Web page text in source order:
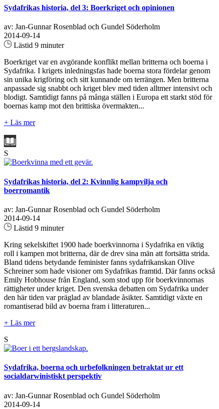
Sydafrikas historia, del 3: Boerkriget och opinionen
av: Jan-Gunnar Rosenblad och Gundel Söderholm
2014-09-14
Lästid 9 minuter
Boerkriget var en avgörande konflikt mellan britterna och boerna i
Sydafrika. I krigets inledningsfas hade boerna stora fördelar genom
sin unika krigföring och sitt kunnande om terrängen. Men britterna
anpassade sig snabbt och kriget blev med tiden alltmer intensivt och
blodigt. Samtidigt fanns på många ställen i Europa ett starkt stöd för
boernas kamp mot den brittiska övermakten...
+ Läs mer
S
Sydafrikas historia, del 2: Kvinnlig kampvilja och
boerromantik
av: Jan-Gunnar Rosenblad och Gundel Söderholm
2014-09-14
Lästid 9 minuter
Kring sekelskiftet 1900 hade boerkvinnorna i Sydafrika en viktig
roll i kampen mot britterna, där de drev sina män att fortsätta strida.
Bland tidens betydande feminister fanns sydafrikanskan Olive
Schreiner som hade visioner om Sydafrikas framtid. Där fanns också
Emily Hobhouse från England, som stod upp för boerkvinnornas
rättigheter under kriget. Den svenska debatten om Sydafrika under
den här tiden var präglad av blandade åsikter. Samtidigt växte en
romantiserad bild av boerna fram i litteraturen...
+ Läs mer
S
Sydafrika, boerna och urbefolkningen betraktat ur ett
socialdarwinistiskt perspektiv
av: Jan-Gunnar Rosenblad och Gundel Söderholm
2014-09-14